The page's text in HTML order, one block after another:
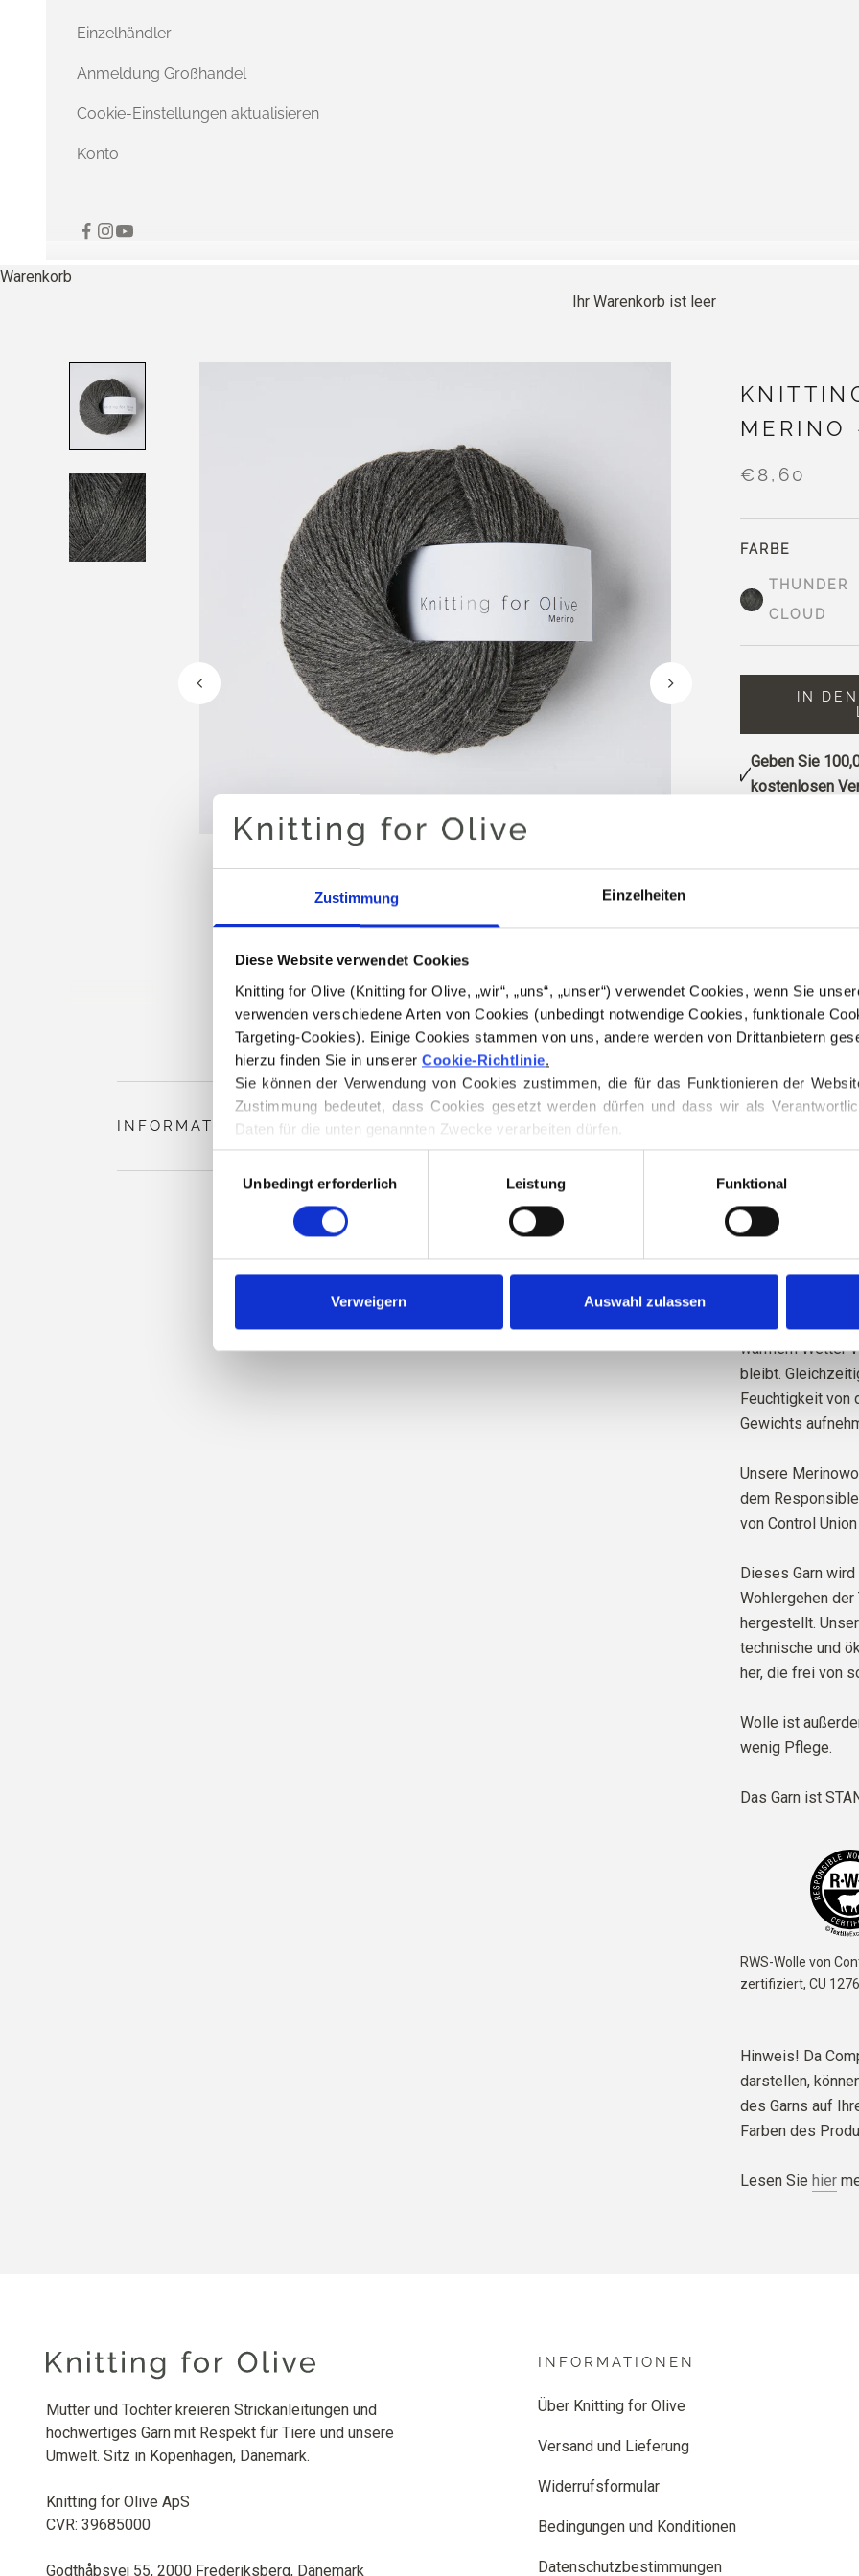
Zustimmung Einzelheiten
Diese Website verwendet Cookies
Knitting for Olive (Knitting for Olive, „wir“, „uns“, „unser“) verwendet Cookies, wenn Sie
verwenden verschiedene Arten von Cookies (unbedingt notwendige Cookies, funktionale
Targeting-Cookies). Einige Cookies stammen von uns, andere werden von Drittanbietern
hierzu finden Sie in unserer Cookie-Richtlinie.
Sie können der Verwendung von Cookies zustimmen, die für das Funktionieren der
Zustimmung bedeutet, dass Cookies gesetzt werden dürfen und dass wir als
Daten für die unten genannten Zwecke verarbeiten dürfen.
Sie können Ihre Einwilligung jederzeit über unsere Cookie-Richtlinie, wo Sie auch
Löschen von Cookies finden.
Unbedingt erforderlich Leistung Funktional
Verweigern Auswahl zulassen
Einzelhändler
Anmeldung Großhandel
Cookie-Einstellungen aktualisieren
Konto
Warenkorb
Ihr Warenkorb ist leer
MERINO
€8,60
FARBE
THUNDER
CLOUD
IN
Geben Sie
kostenlosen
Bestellungen,
noch am
Thunder Cloud
und einem
Es tendiert eher
Farbton: neutral
Farbtyp: Dunkler
Passt auch gut zu
Unsere
Patagonien
praktiziert wird.
zurückverfolgt
Weise wissen
Bauern und
Merinowolle hat
ist
unseren Körper
warmem Wetter
bleibt.
Feuchtigkeit von
Gewichts
Unsere
dem
von Control
Dieses Garn
Wohlergehen
hergestellt.
technische und
her, die frei von
Wolle ist
wenig Pflege.
Das Garn ist
RWS-Wolle von
zertifiziert, CU
Hinweis! Da
darstellen,
des Garns auf
Farben des
Lesen Sie hier
INFORMATIONEN ZUM PRODUKT
Mutter und Tochter kreieren Strickanleitungen und
hochwertiges Garn mit Respekt für Tiere und unsere
Umwelt. Sitz in Kopenhagen, Dänemark.
Knitting for Olive ApS
CVR: 39685000
Godthåbsvej 55, 2000 Frederiksberg, Dänemark
INFORMATIONEN
Über Knitting for Olive
Versand und Lieferung
Widerrufsformular
Bedingungen und Konditionen
Datenschutzbestimmungen